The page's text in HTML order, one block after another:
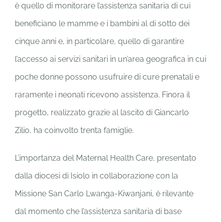
è quello di monitorare l’assistenza sanitaria di cui
beneficiano le mamme e i bambini al di sotto dei
cinque anni e, in particolare, quello di garantire
l’accesso ai servizi sanitari in un’area geografica in cui
poche donne possono usufruire di cure prenatali e
raramente i neonati ricevono assistenza. Finora il
progetto, realizzato grazie al lascito di Giancarlo
Zilio, ha coinvolto trenta famiglie.
L’importanza del Maternal Health Care, presentato
dalla diocesi di Isiolo in collaborazione con la
Missione San Carlo Lwanga-Kiwanjani, è rilevante
dal momento che l’assistenza sanitaria di base